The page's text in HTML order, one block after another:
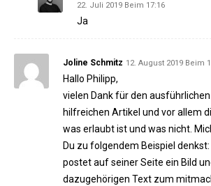
22. Juli 2019 Beim 17:16
Ja
Joline Schmitz 12. August 2019 Beim
Hallo Philipp,
vielen Dank für den
hilfreichen Artikel und vor allem
was erlaubt ist und was nicht.
Du zu folgendem Beispiel
postet auf seiner Seite ein Bild
dazugehörigen Text zum